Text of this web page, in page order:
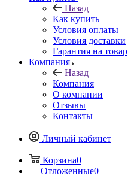
Назад
Как купить
Условия оплаты
Условия доставки
Гарантия на товар
Компания
Назад
Компания
О компании
Отзывы
Контакты
Личный кабинет
Корзина0
Отложенные0